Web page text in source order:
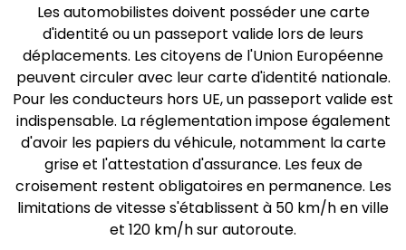
Les automobilistes doivent posséder une carte
d'identité ou un passeport valide lors de leurs
déplacements. Les citoyens de l'Union Européenne
peuvent circuler avec leur carte d'identité nationale.
Pour les conducteurs hors UE, un passeport valide est
indispensable. La réglementation impose également
d'avoir les papiers du véhicule, notamment la carte
grise et l'attestation d'assurance. Les feux de
croisement restent obligatoires en permanence. Les
limitations de vitesse s'établissent à 50 km/h en ville
et 120 km/h sur autoroute.